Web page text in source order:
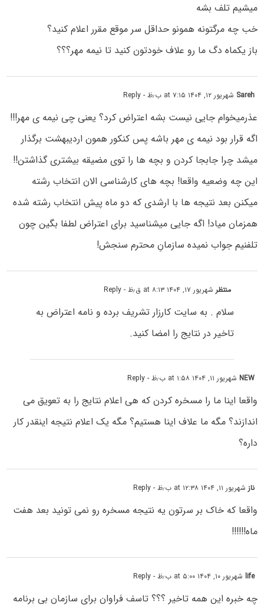
میشیم تلف بشه
خب چه مرگتونه همونو حداقل سر موقع مقرر اعلام کنید؟
باز یکماه دگ ما رو علاف خودتون کنید تا نیمه مهر؟؟؟
Sareh شهریور ۱۲, ۱۴۰۴ at ۷:۱۵ ب٫ظ - Reply
عذرمیخوام جایی نیست بشه اعتراض کرد؟ یعنی چی نیمه ی مهر!!!
اگه قرار بود نیمه ی مهر باشه پس کنکور همون اردیبهشت برگذار
میشد چرا جابجا کردن و بچه ها را توی مضیقه بیشتری گذاشتن!!
این چه وضعیه واقعا! بچه های کارشناسی الان انتخاب رشته
میکنن بعد نتیجه ها با ارشدی که دو ماه پیش انتخاب رشته شده
همزمان میاد! اگه جایی میشناسید برای اعتراض لطفا بگین چون
تلفنیم جواب نمیده سازمانِ محترم سنجش!
منتظرشهریور ۱۷, ۱۴۰۴ at ۸:۱۳ ق٫ظ - Reply
سلام . به سایت کارزار تشریف برده و نامه اعتراض به
تاخیر در نتایج را امضا کنید.
NEWشهریور ۱۱, ۱۴۰۴ at ۱:۵۸ ب٫ظ - Reply
واقعا اینا ما را مسخره کردن که هی اعلام نتایج را به تعویق می
اندازند؟ مگه ما علاف اینا هستیم؟ مگه یک اعلام نتیجه اینقدر کار
داره؟
نازشهریور ۱۱, ۱۴۰۴ at ۱۲:۳۸ ب٫ظ - Reply
واقعا که خاک بر سرتون یه نتیجه مسخره رو نمی تونید بعد هفت
ماه!!!!!!
lifeشهریور ۱۰, ۱۴۰۴ at ۵:۰۰ ب٫ظ - Reply
چه خبره این همه تاخیر ؟؟؟ تاسف فراوان برای سازمان بی برنامه